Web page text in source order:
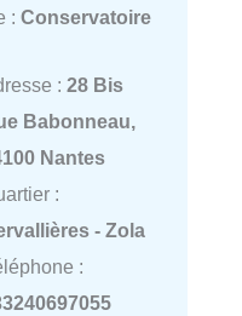
: Conservatoire
: 28 Bis
Babonneau,
Nantes
:
- Zola
: